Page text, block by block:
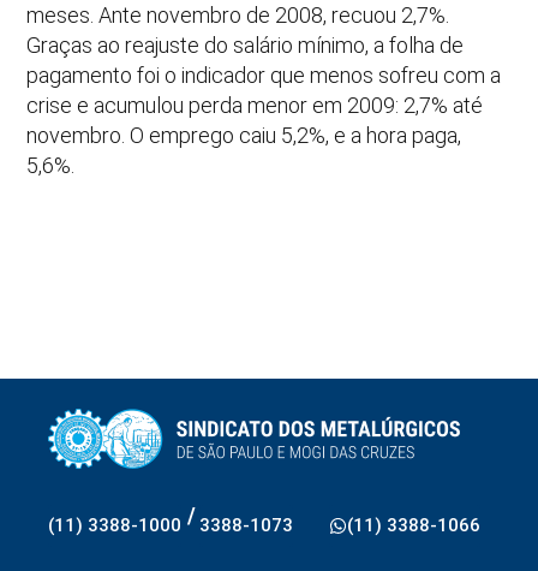
meses. Ante novembro de 2008, recuou 2,7%.
Graças ao reajuste do salário mínimo, a folha de
pagamento foi o indicador que menos sofreu com a
crise e acumulou perda menor em 2009: 2,7% até
novembro. O emprego caiu 5,2%, e a hora paga,
5,6%.
(11) 3388-1000 / 3388-1073 (11) 3388-1066